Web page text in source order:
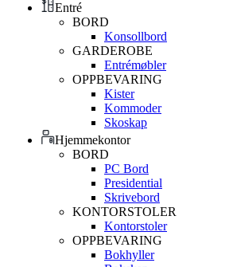
Entré
BORD
Konsollbord
GARDEROBE
Entrémøbler
OPPBEVARING
Kister
Kommoder
Skoskap
Hjemmekontor
BORD
PC Bord
Presidential
Skrivebord
KONTORSTOLER
Kontorstoler
OPPBEVARING
Bokhyller